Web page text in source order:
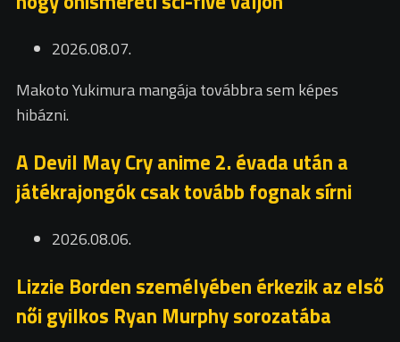
2026.08.07.
Makoto Yukimura mangája továbbra sem képes
hibázni.
A Devil May Cry anime 2. évada után a
játékrajongók csak tovább fognak sírni
2026.08.06.
Lizzie Borden személyében érkezik az első
női gyilkos Ryan Murphy sorozatába